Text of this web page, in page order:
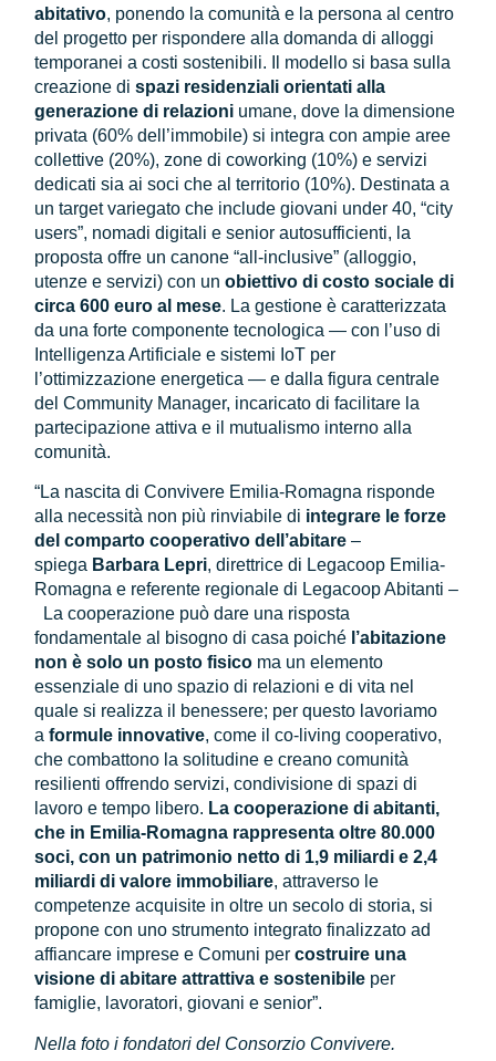
abitativo, ponendo la comunità e la persona al centro
del progetto per rispondere alla domanda di alloggi
temporanei a costi sostenibili. Il modello si basa sulla
creazione dispazi residenziali orientati alla
generazione di relazioni umane, dove la dimensione
privata (60% dell’immobile) si integra con ampie aree
collettive (20%), zone di coworking (10%) e servizi
dedicati sia ai soci che al territorio (10%). Destinata a
un target variegato che include giovani under 40, “city
users”, nomadi digitali e senior autosufficienti, la
proposta offre un canone “all-inclusive” (alloggio,
utenze e servizi) con unobiettivo di costo sociale di
circa 600 euro al mese. La gestione è caratterizzata
da una forte componente tecnologica — con l’uso di
Intelligenza Artificiale e sistemi IoT per
l’ottimizzazione energetica — e dalla figura centrale
del Community Manager, incaricato di facilitare la
partecipazione attiva e il mutualismo interno alla
comunità.
“La nascita di Convivere Emilia-Romagna risponde
alla necessità non più rinviabile di integrare le forze
del comparto cooperativo dell’abitare –
spiega Barbara Lepri, direttrice di Legacoop Emilia-
Romagna e referente regionale di Legacoop Abitanti –
La cooperazione può dare una risposta
fondamentale al bisogno di casa poiché l’abitazione
non è solo un posto fisico ma un elemento
essenziale di uno spazio di relazioni e di vita nel
quale si realizza il benessere; per questo lavoriamo
aformule innovative, come il co-living cooperativo,
che combattono la solitudine e creano comunità
resilienti offrendo servizi, condivisione di spazi di
lavoro e tempo libero. La cooperazione di abitanti,
che in Emilia-Romagna rappresenta oltre 80.000
soci, con un patrimonio netto di 1,9 miliardi e 2,4
miliardi di valore immobiliare, attraverso le
competenze acquisite in oltre un secolo di storia, si
propone con uno strumento integrato finalizzato ad
affiancare imprese e Comuni percostruire una
visione di abitare attrattiva e sostenibile per
famiglie, lavoratori, giovani e senior”.
Nella foto i fondatori del Consorzio Convivere.